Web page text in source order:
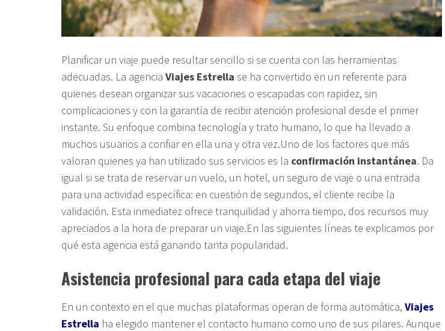
Planificar un viaje puede resultar sencillo si se cuenta con las herramientas
adecuadas. La agencia Viajes Estrella se ha convertido en un referente para
quienes desean organizar sus vacaciones o escapadas con rapidez, sin
complicaciones y con la garantía de recibir atención profesional desde el primer
instante. Su enfoque combina tecnología y trato humano, lo que ha llevado a
muchos usuarios a confiar en ella una y otra vez.Uno de los factores que más
valoran quienes ya han utilizado sus servicios es la confirmación instantánea. Da
igual si se trata de reservar un vuelo, un hotel, un seguro de viaje o una entrada
para una actividad específica: en cuestión de segundos, el cliente recibe la
validación. Esta inmediatez ofrece tranquilidad y ahorra tiempo, dos recursos muy
apreciados a la hora de preparar un viaje.En las siguientes líneas te explicamos por
qué esta agencia está ganando tanta popularidad.
Asistencia profesional para cada etapa del viaje
En un contexto en el que muchas plataformas operan de forma automática, Viajes
Estrella ha elegido mantener el contacto humano como uno de sus pilares. Aunque